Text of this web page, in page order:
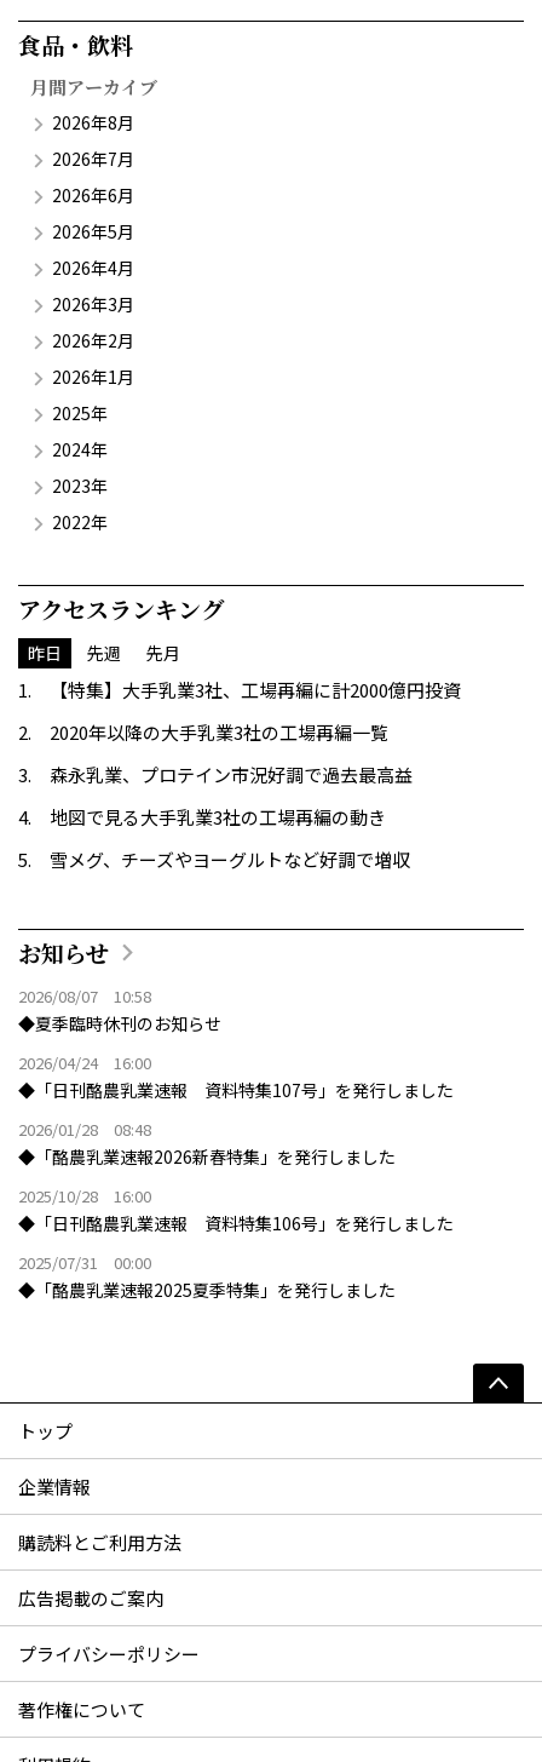
食品・飲料​
月間アーカイブ
2026年8月
2026年7月
2026年6月
2026年5月
2026年4月
2026年3月
2026年2月
2026年1月
2025年
2024年
2023年
2022年
アクセスランキング
昨日 先週 先月
【特集】大手乳業3社、工場再編に計2000億円投資
2020年以降の大手乳業3社の工場再編一覧
森永乳業、プロテイン市況好調で過去最高益
地図で見る大手乳業3社の工場再編の動き
雪メグ、チーズやヨーグルトなど好調で増収
お知らせ
2026/08/07 10:58
◆夏季臨時休刊のお知らせ
2026/04/24 16:00
◆「日刊酪農乳業速報 資料特集107号」を発行しました
2026/01/28 08:48
◆「酪農乳業速報2026新春特集」を発行しました
2025/10/28 16:00
◆「日刊酪農乳業速報 資料特集106号」を発行しました
2025/07/31 00:00
◆「酪農乳業速報2025夏季特集」を発行しました
トップ
企業情報
購読料とご利用方法
広告掲載のご案内
プライバシーポリシー
著作権について